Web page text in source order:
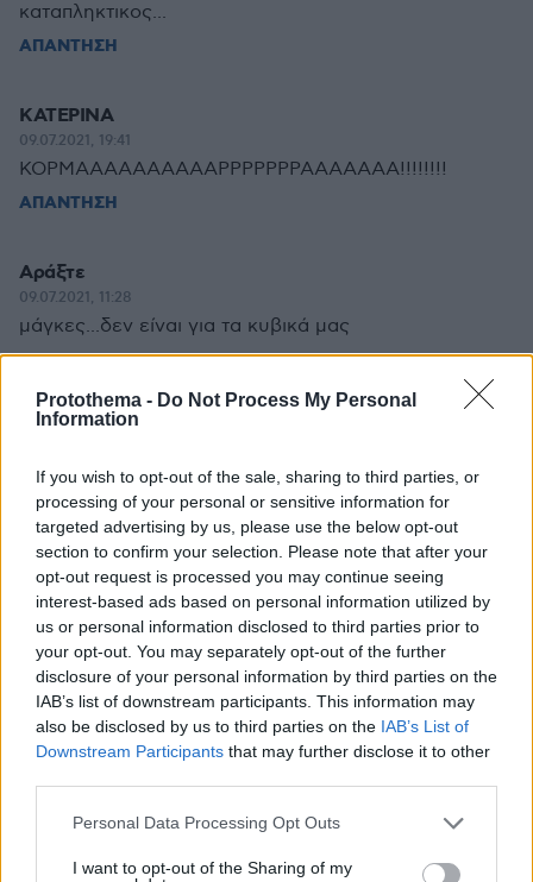
Protothema - Do Not Process My Personal
Information
If you wish to opt-out of the sale, sharing to third parties, or
processing of your personal or sensitive information for
targeted advertising by us, please use the below opt-out
section to confirm your selection. Please note that after your
opt-out request is processed you may continue seeing
interest-based ads based on personal information utilized by
us or personal information disclosed to third parties prior to
your opt-out. You may separately opt-out of the further
disclosure of your personal information by third parties on the
IAB’s list of downstream participants. This information may
also be disclosed by us to third parties on the IAB’s List of
Downstream Participants that may further disclose it to other
Please note that this website/app uses one or more Google
not limited to your visit or usage behaviour. You may click to
Personal Data Processing Opt Outs
I want to opt-out of the Sharing of my
καταπληκτικος...
ΑΠΑΝΤΗΣΗ
ΚΑΤΕΡΙΝΑ
09.07.2021, 19:41
ΚΟΡΜΑΑΑΑΑΑΑΑΑΑΡΡΡΡΡΡΡΑΑΑΑΑΑΑ!!!!!!!!
ΑΠΑΝΤΗΣΗ
Αράξτε
09.07.2021, 11:28
μάγκες...δεν είναι για τα κυβικά μας
ΑΠΑΝΤΗΣΗ
Σιγά το ξυλαγγουρο...
ΑΠΑΝΤΗΣΗ
Βασιλης
09.07.2021, 11:27
Κουκλαρα
ΑΠΑΝΤΗΣΗ
Βαρελάς
le patour grande
ΑΠΑΝΤΗΣΗ